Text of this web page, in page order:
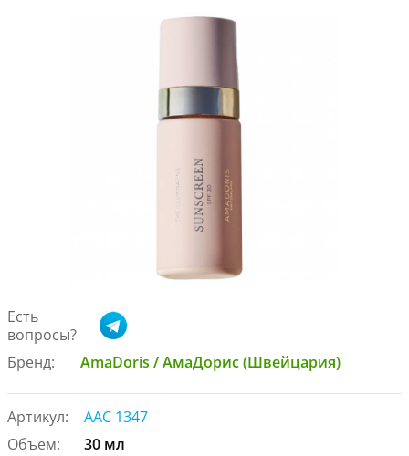
Есть
вопросы?
Бренд:
AmaDoris / АмаДорис (Швейцария)
Артикул:
AAC 1347
Объем:
30 мл